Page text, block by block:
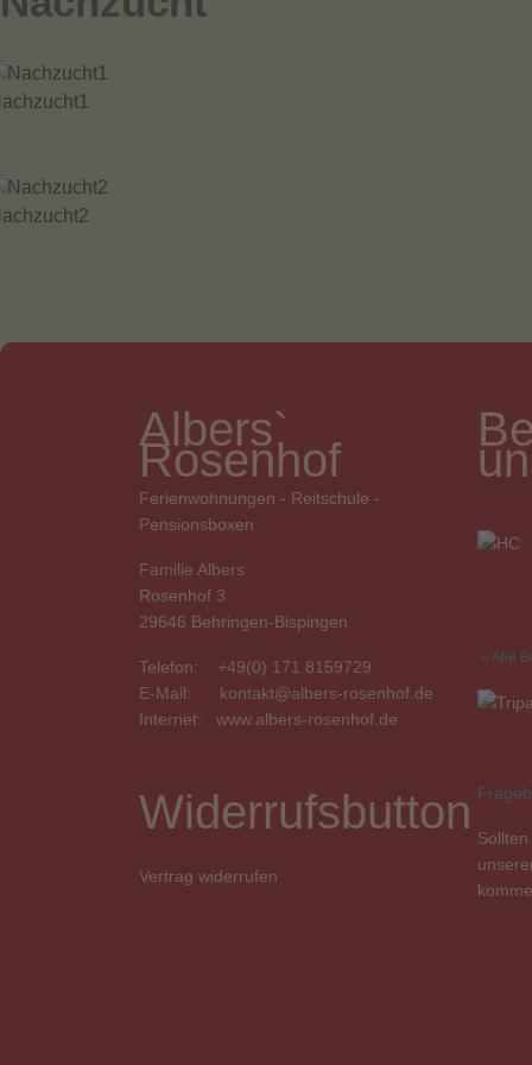
Albers`
Rosenhof
Ferienwohnungen - Reitschule -
Pensionsboxen
Familie Albers
Rosenhof 3
29646 Behringen-Bispingen
Telefon: +49(0) 171 8159729
E-Mail: kontakt@albers-rosenhof.de
Internet: www.albers-rosenhof.de
Widerrufsbutton
Vertrag widerrufen
» Alle